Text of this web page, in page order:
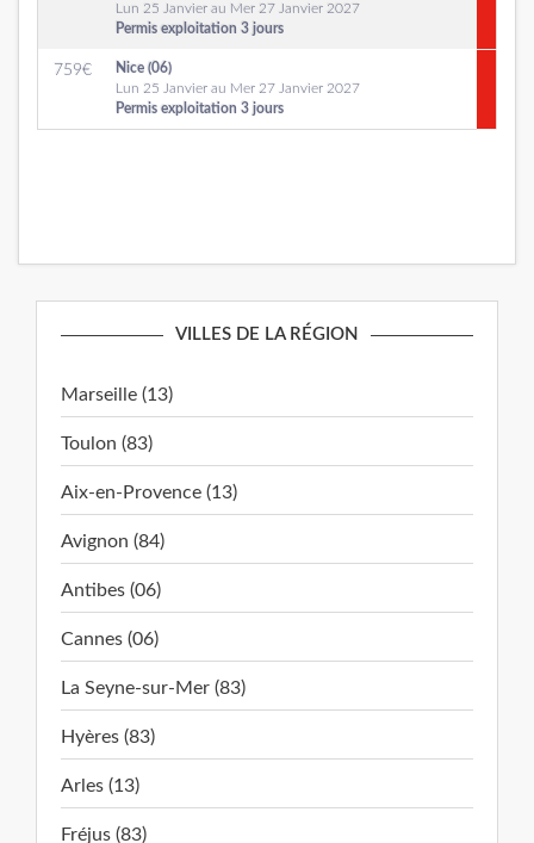
Lun 25 Janvier au Mer 27 Janvier 2027
Permis exploitation 3 jours
759€
Nice (06)
Lun 25 Janvier au Mer 27 Janvier 2027
Permis exploitation 3 jours
VILLES DE LA RÉGION
Marseille (13)
Toulon (83)
Aix-en-Provence (13)
Avignon (84)
Antibes (06)
Cannes (06)
La Seyne-sur-Mer (83)
Hyères (83)
Arles (13)
Fréjus (83)